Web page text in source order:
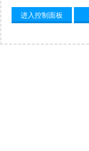
进入控制面板